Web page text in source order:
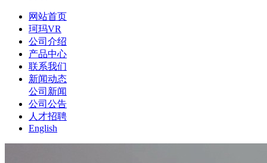
网站首页
珂玛VR
公司介绍
产品中心
联系我们
新闻动态
公司新闻
公司公告
人才招聘
English